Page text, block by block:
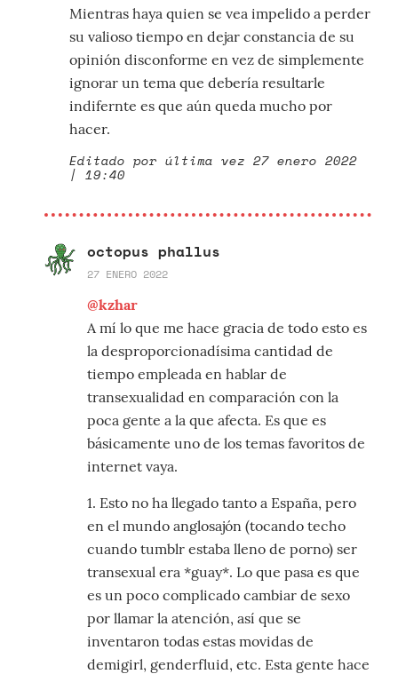
Mientras haya quien se vea impelido a perder
su valioso tiempo en dejar constancia de su
opinión disconforme en vez de simplemente
ignorar un tema que debería resultarle
indifernte es que aún queda mucho por
hacer.
Editado por última vez 27 enero 2022
| 19:40
octopus phallus
27 ENERO 2022
@kzhar
A mí lo que me hace gracia de todo esto es
la desproporcionadísima cantidad de
tiempo empleada en hablar de
transexualidad en comparación con la
poca gente a la que afecta. Es que es
básicamente uno de los temas favoritos de
internet vaya.
1. Esto no ha llegado tanto a España, pero
en el mundo anglosajón (tocando techo
cuando tumblr estaba lleno de porno) ser
transexual era *guay*. Lo que pasa es que
es un poco complicado cambiar de sexo
por llamar la atención, así que se
inventaron todas estas movidas de
demigirl, genderfluid, etc. Esta gente hace